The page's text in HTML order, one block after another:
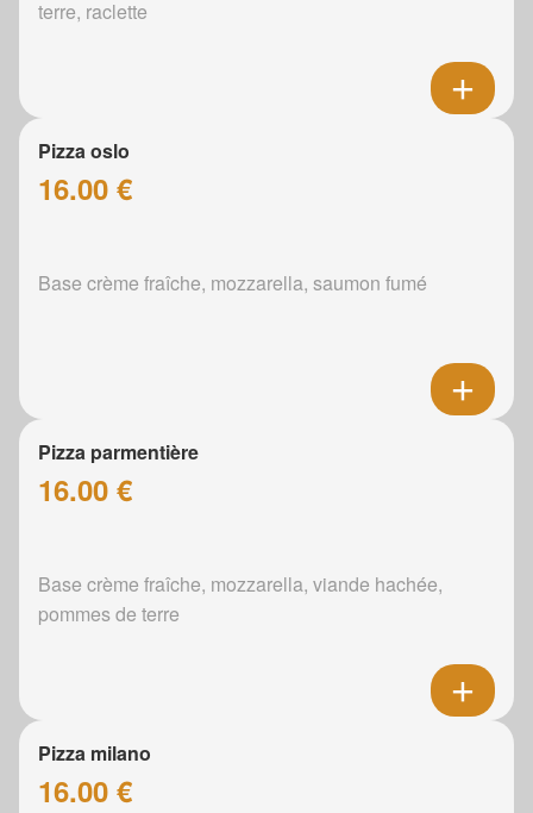
terre, raclette
Pizza oslo
16.00 €
Base crème fraîche, mozzarella, saumon fumé
Pizza parmentière
16.00 €
Base crème fraîche, mozzarella, viande hachée,
pommes de terre
Pizza milano
16.00 €